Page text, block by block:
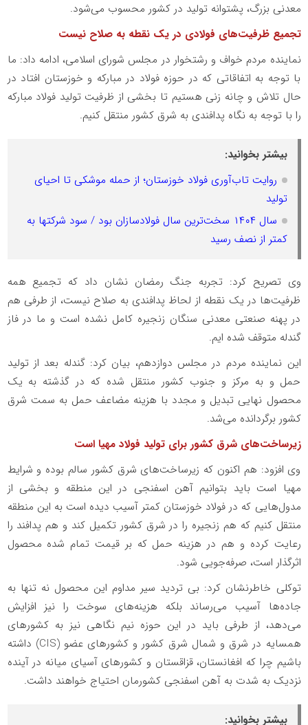
معدنی بزرگ، پشتوانه تولید در کشور محسوب می‌شود.
تجمیع ظرفیت‌های فولادی در یک نقطه به صلاح نیست
نماینده مردم خواف و رشتخوار در مجلس شورای اسلامی، ادامه داد: ما
با توجه به اتفاقاتی که در حوزه فولاد در مبارکه و خوزستان افتاد در
حال تلاش و چانه زنی هستیم تا بخشی از ظرفیت تولید فولاد مبارکه
را با توجه به نگاه پدافندی به شرق کشور منتقل کنیم.
بیشتر بخوانید:
روایت تاب‌آوری فولاد خوزستان؛ از حمله موشکی تا احیای
تولید
سال ۱۴۰۴ سخت‌ترین سال فولادسازان بود / سود شرکتها به
کمتر از نصف رسید
وی تصریح کرد: تجربه جنگ رمضان نشان داد که تجمیع همه
ظرفیت‌ها در یک نقطه از لحاظ پدافندی به صلاح نیست، از طرفی هم
در پهنه صنعتی معدنی سنگان زنجیره کامل نشده است و ما در فاز
گندله متوقف شده ایم.
این نماینده مردم در مجلس دوازدهم، بیان کرد: گندله بعد از تولید
حمل و به مرکز و جنوب کشور منتقل شده که در گذشته به یک
محصول نهایی تبدیل و مجدد با هزینه مضاعف حمل به سمت شرق
کشور برگردانده می‌شد.
زیرساخت‌های شرق کشور برای تولید فولاد مهیا است
وی افزود: هم اکنون که زیرساخت‌های شرق کشور سالم بوده و شرایط
مهیا است باید بتوانیم آهن اسفنجی در این منطقه و بخشی از
مدول‌هایی که در فولاد خوزستان کمتر آسیب دیده است به این منطقه
منتقل کنیم که هم زنجیره را در شرق کشور تکمیل کند و هم پدافند را
رعایت کرده و هم در هزینه حمل که بر قیمت تمام شده محصول
اثرگذار است، صرفه‌جویی شود.
توکلی خاطرنشان کرد: بی تردید سیر مداوم این محصول نه تنها به
جاده‌ها آسیب می‌رساند بلکه هزینه‌های سوخت را نیز افزایش
می‌دهد، از طرفی باید در این حوزه نیم نگاهی نیز به کشورهای
همسایه در شرق و شمال شرق کشور و کشورهای عضو (CIS) داشته
باشیم چرا که افغانستان، قزاقستان و کشورهای آسیای میانه در آینده
نزدیک به شدت به آهن اسفنجی کشورمان احتیاج خواهند داشت.
بیشتر بخوانید: